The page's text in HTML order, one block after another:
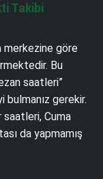
Takibi
merkezine göre
Bu
saatleri”
gerekir.
saatleri, Cuma
da yapmamış